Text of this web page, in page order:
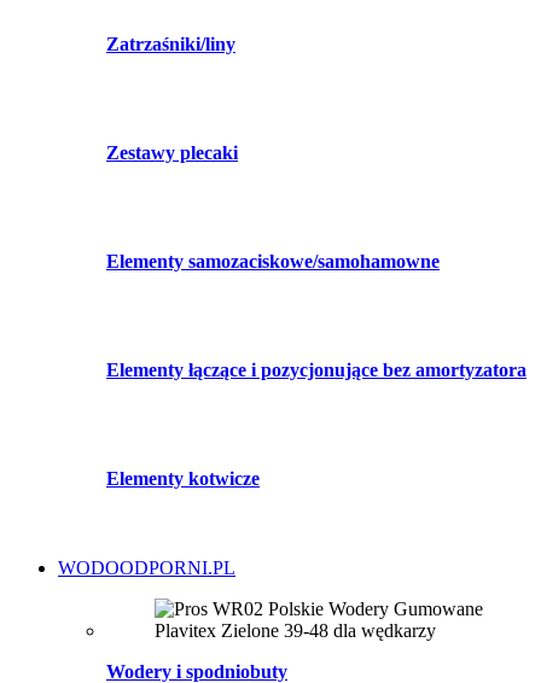
Zatrzaśniki/liny
Zestawy plecaki
Elementy samozaciskowe/samohamowne
Elementy łączące i pozycjonujące bez amortyzatora
Elementy kotwicze
WODOODPORNI.PL
Wodery i spodniobuty